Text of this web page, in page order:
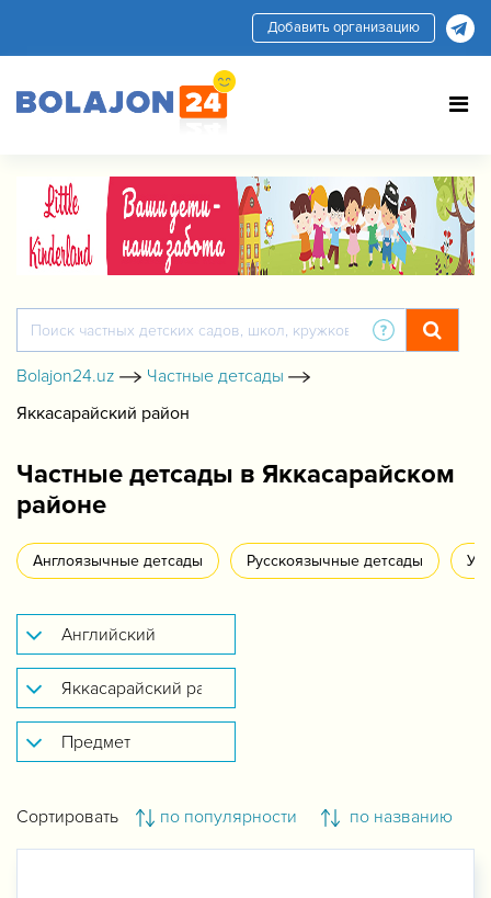
Добавить организацию
Bolajon24.uz
Частные детсады
Яккасарайский район
Частные детсады в Яккасарайском
районе
Англоязычные детсады Русскоязычные детсады
Сортировать по популярности по названию